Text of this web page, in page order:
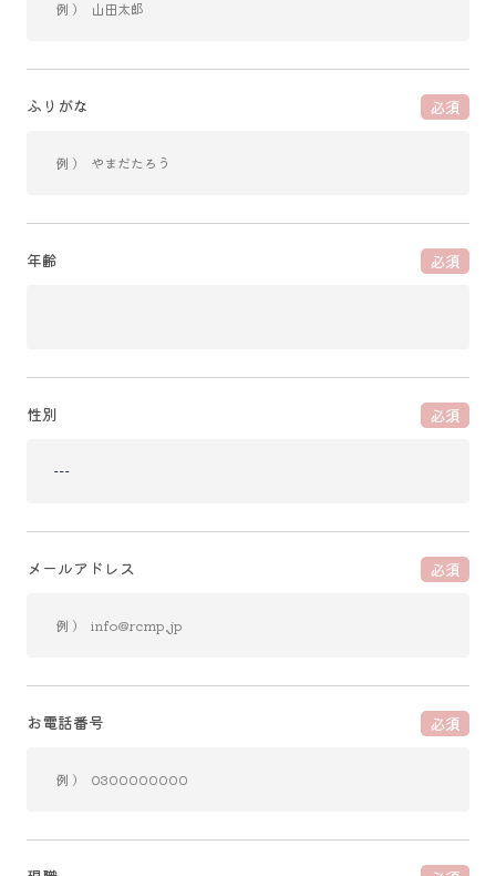
ふりがな 必須
年齢 必須
性別 必須
メールアドレス 必須
お電話番号 必須